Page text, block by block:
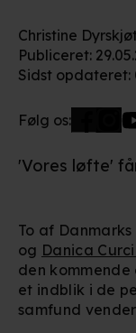
Christine
Publiceret:
Sidst opdateret:
Følg os:
'Vores løfte'
To af
og Danica
den
et indblik i de
samfund